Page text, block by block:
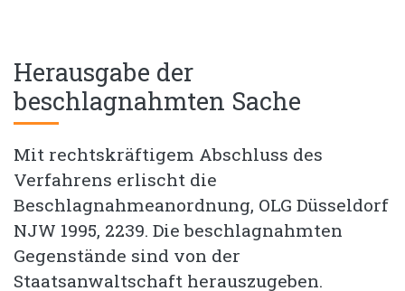
Herausgabe der
beschlagnahmten Sache
Mit rechtskräftigem Abschluss des
Verfahrens erlischt die
Beschlagnahmeanordnung, OLG Düsseldorf
NJW 1995, 2239. Die beschlagnahmten
Gegenstände sind von der
Staatsanwaltschaft herauszugeben.